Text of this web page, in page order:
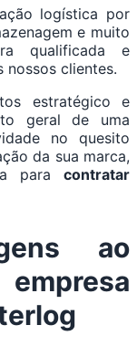
logística por
e muito
qualificada e
clientes.
estratégico e
geral de uma
no quesito
da sua marca,
para contratar
ao